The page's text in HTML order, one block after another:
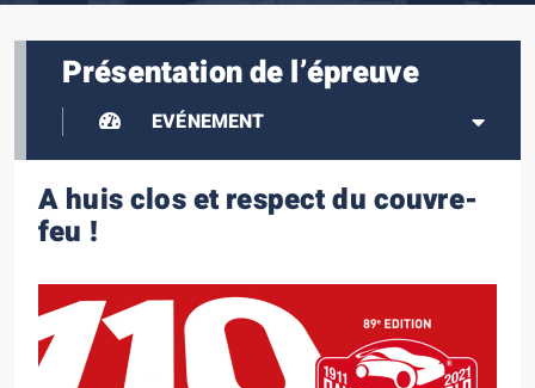
Présentation de l’épreuve
EVÉNEMENT
A huis clos et respect du couvre-
feu !